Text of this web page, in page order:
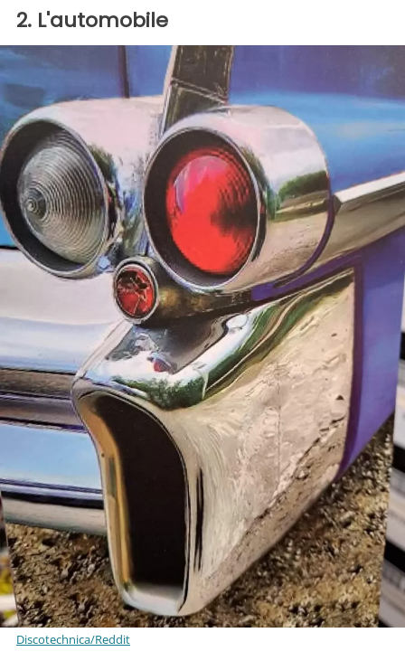
2. L'automobile
Discotechnica/Reddit